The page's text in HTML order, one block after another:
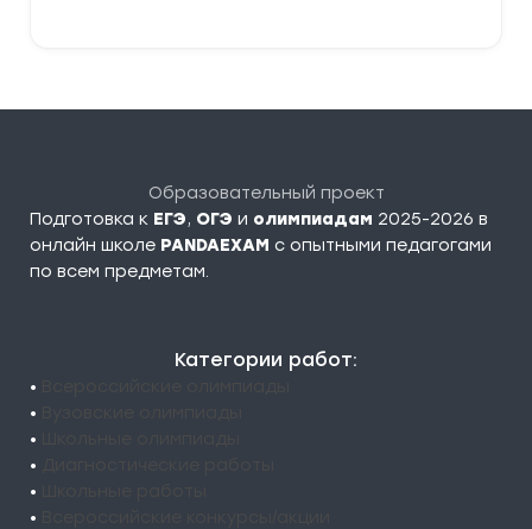
Образовательный проект
Подготовка к ЕГЭ, ОГЭ и олимпиадам 2025-2026 в
онлайн школе PANDAEXAM c опытными педагогами
по всем предметам.
Категории работ:
•
•
•
•
•
•